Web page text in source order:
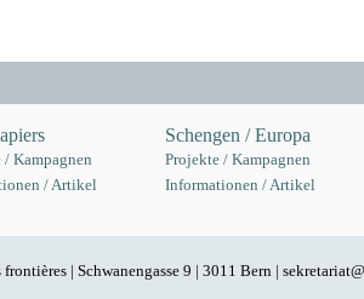
/ Kampagnen
/ Artikel
Schengen / Europa
Projekte / Kampagnen
Informationen / Artikel
| Schwanengasse 9 | 3011 Bern |